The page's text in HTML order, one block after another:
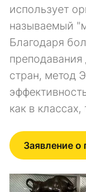
использует
называемый
Благодаря
стран, метод
как в
Заявление о